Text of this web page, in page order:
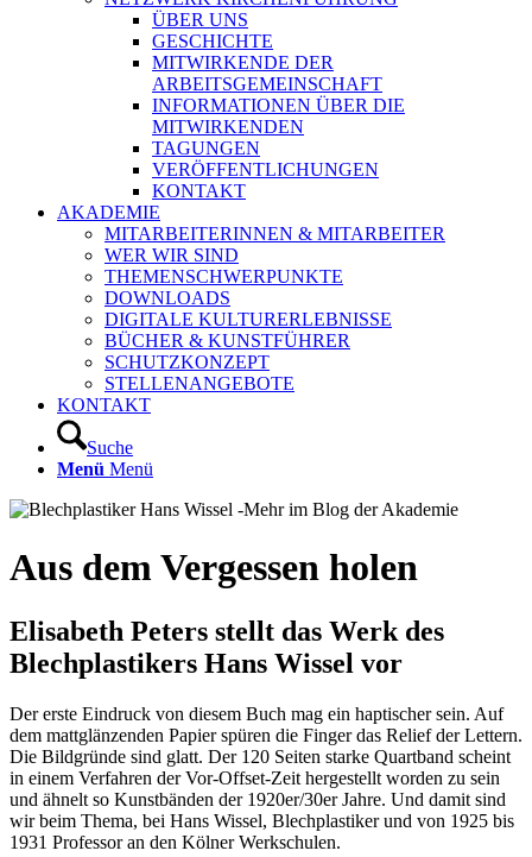
ÜBER UNS
GESCHICHTE
MITWIRKENDE DER
ARBEITSGEMEINSCHAFT
INFORMATIONEN ÜBER DIE
MITWIRKENDEN
TAGUNGEN
VERÖFFENTLICHUNGEN
KONTAKT
AKADEMIE
MITARBEITERINNEN & MITARBEITER
WER WIR SIND
THEMENSCHWERPUNKTE
DOWNLOADS
DIGITALE KULTURERLEBNISSE
BÜCHER & KUNSTFÜHRER
SCHUTZKONZEPT
STELLENANGEBOTE
KONTAKT
Suche
Menü Menü
Aus dem Vergessen holen
Elisabeth Peters stellt das Werk des
Blechplastikers Hans Wissel vor
Der erste Eindruck von diesem Buch mag ein haptischer sein. Auf
dem mattglänzenden Papier spüren die Finger das Relief der Lettern.
Die Bildgründe sind glatt. Der 120 Seiten starke Quartband scheint
in einem Verfahren der Vor-Offset-Zeit hergestellt worden zu sein
und ähnelt so Kunstbänden der 1920er/30er Jahre. Und damit sind
wir beim Thema, bei Hans Wissel, Blechplastiker und von 1925 bis
1931 Professor an den Kölner Werkschulen.